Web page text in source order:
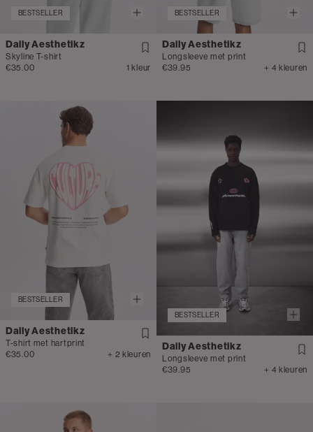
BESTSELLER
Daily Aesthetikz
Skyline T-shirt
€35.00
1 kleur
BESTSELLER
Daily Aesthetikz
Longsleeve met print
€39.95
+ 4 kleuren
BESTSELLER
Daily Aesthetikz
T-shirt met hartprint
€35.00
+ 2 kleuren
BESTSELLER
Daily Aesthetikz
Longsleeve met print
€39.95
+ 4 kleuren